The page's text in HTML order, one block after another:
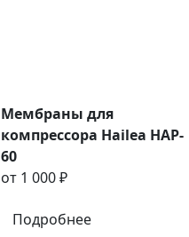
Мембраны для
компрессора Hailea HAP-
60
от 1 000 ₽
Подробнее